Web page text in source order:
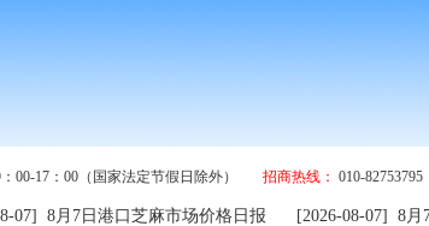
00-17：00（国家法定节假日除外） 招商热线： 010-82753795
8月7日港口芝麻市场价格日报 [2026-08-07] 8月7